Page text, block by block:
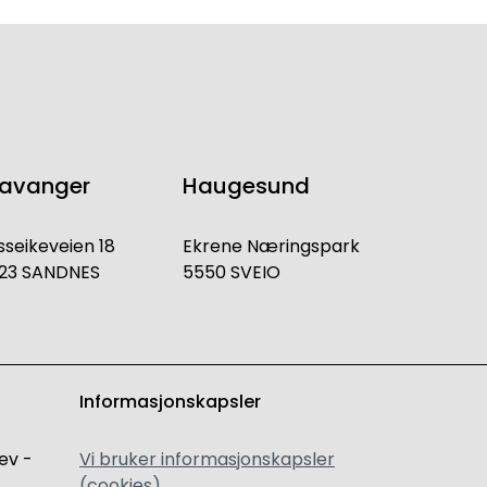
18
SANDNES
Haugesund
Ekrene Næringspark
5550 SVEIO
-
Informasjonskapsler
Vi bruker informasjonskapsler